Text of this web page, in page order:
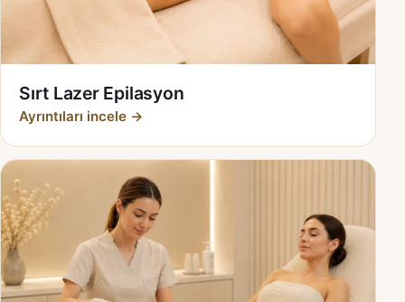
Sırt Lazer Epilasyon
Ayrıntıları incele →